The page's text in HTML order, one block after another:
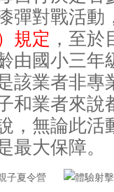
彈對戰活動
規定 ，至
由國小三年
該業者非專
和業者來說
，無論此活
最大保障。